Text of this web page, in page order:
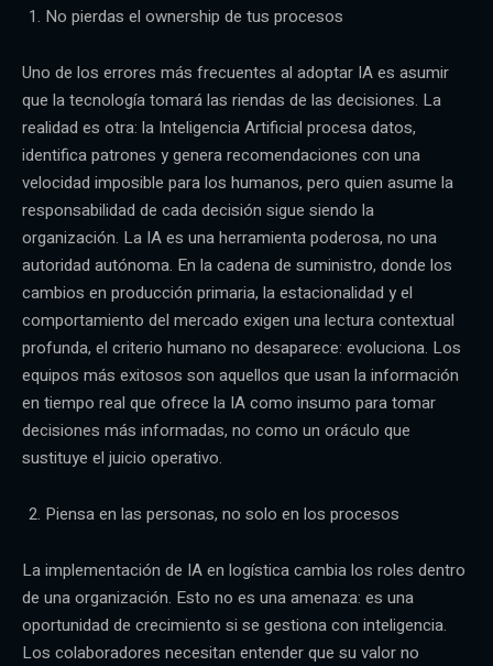
No pierdas el ownership de tus procesos
Uno de los errores más frecuentes al adoptar IA es asumir
que la tecnología tomará las riendas de las decisiones. La
realidad es otra: la Inteligencia Artificial procesa datos,
identifica patrones y genera recomendaciones con una
velocidad imposible para los humanos, pero quien asume la
responsabilidad de cada decisión sigue siendo la
organización. La IA es una herramienta poderosa, no una
autoridad autónoma. En la cadena de suministro, donde los
cambios en producción primaria, la estacionalidad y el
comportamiento del mercado exigen una lectura contextual
profunda, el criterio humano no desaparece: evoluciona. Los
equipos más exitosos son aquellos que usan la información
en tiempo real que ofrece la IA como insumo para tomar
decisiones más informadas, no como un oráculo que
sustituye el juicio operativo.
Piensa en las personas, no solo en los procesos
La implementación de IA en logística cambia los roles dentro
de una organización. Esto no es una amenaza: es una
oportunidad de crecimiento si se gestiona con inteligencia.
Los colaboradores necesitan entender que su valor no